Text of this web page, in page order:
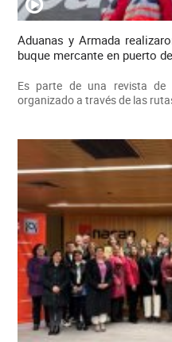
Aduanas y Armada
buque mercante en puerto
Es parte de una revista de
organizado a través de las